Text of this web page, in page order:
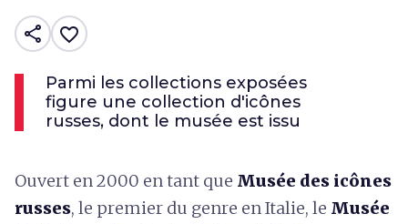
share favorite_border
Parmi les collections exposées
figure une collection d'icônes
russes, dont le musée est issu
Ouvert en 2000 en tant que Musée des icônes
russes, le premier du genre en Italie, le Musée